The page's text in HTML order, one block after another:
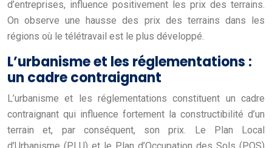
d’entreprises, influence positivement les prix des terrains.
On observe une hausse des prix des terrains dans les
régions où le télétravail est le plus développé.
L’urbanisme et les réglementations :
un cadre contraignant
L’urbanisme et les réglementations constituent un cadre
contraignant qui influence fortement la constructibilité d’un
terrain et, par conséquent, son prix. Le Plan Local